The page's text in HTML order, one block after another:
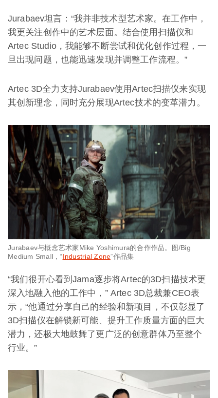
Jurabaev坦言：“我并非技术型艺术家。在工作中，
我更关注创作中的艺术层面。结合使用扫描仪和
Artec Studio，我能够不断尝试和优化创作过程，一
旦出现问题，也能迅速发现并调整工作流程。”
Artec 3D全力支持Jurabaev使用Artec扫描仪来实现
其创新理念，同时充分展现Artec技术的变革潜力。
Jurabaev与概念艺术家Mike Yoshimura的合作作品。图/Big
Medium Small，“Industrial Zone”作品集
“我们很开心看到Jama逐步将Artec的3D扫描技术更
深入地融入他的工作中，” Artec 3D总裁兼CEO表
示，“他通过分享自己的经验和新项目，不仅彰显了
3D扫描仪在解锁新可能、提升工作质量方面的巨大
潜力，还极大地鼓舞了更广泛的创意群体乃至整个
行业。”